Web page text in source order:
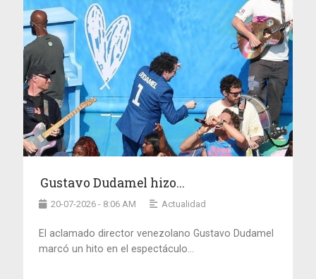
Gustavo Dudamel hizo...
20-07-2026 - 8:06 AM Actualidad
El aclamado director venezolano Gustavo Dudamel
marcó un hito en el espectáculo...